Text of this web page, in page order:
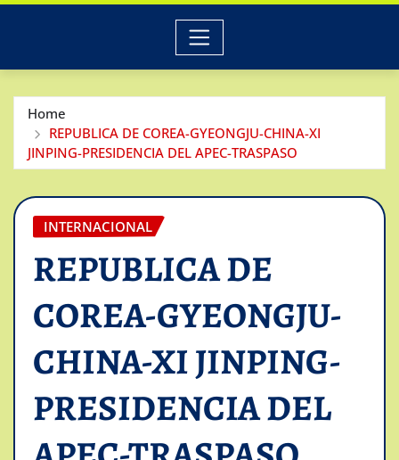
Home
REPUBLICA DE COREA-GYEONGJU-CHINA-XI
JINPING-PRESIDENCIA DEL APEC-TRASPASO
INTERNACIONAL
REPUBLICA DE
COREA-GYEONGJU-
CHINA-XI JINPING-
PRESIDENCIA DEL